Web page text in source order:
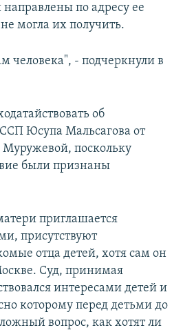
по адресу ее
могла их получить.
человека", - подчеркнули в
об
Юсупа Мальсагова от
Муружевой, поскольку
были признаны
приглашается
присутствуют
отца детей, хотя сам он
Суд, принимая
интересами детей и
которому перед детьми до
вопрос, как хотят ли